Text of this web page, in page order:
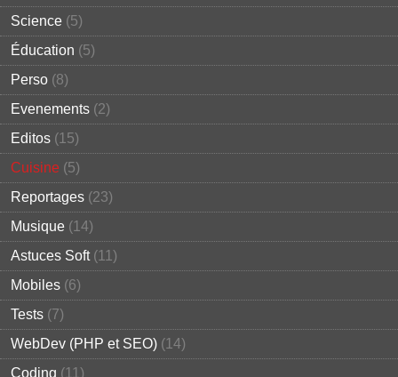
Science (5)
Éducation (5)
Perso (8)
Evenements (2)
Editos (15)
Cuisine (5)
Reportages (23)
Musique (14)
Astuces Soft(11)
Mobiles (6)
Tests (7)
WebDev (PHP et SEO) (14)
Coding (11)